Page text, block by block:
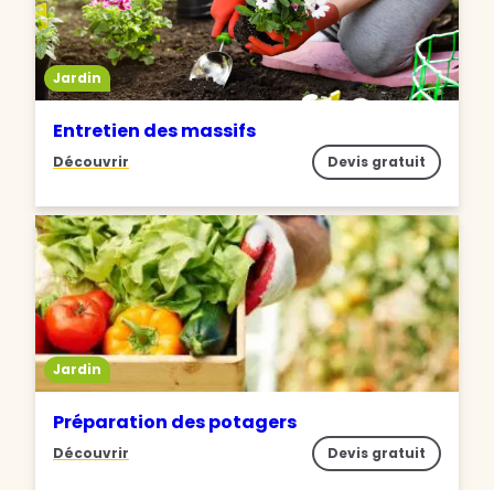
Jardin
Entretien des massifs
Découvrir Devis gratuit
Jardin
Préparation des potagers
Découvrir Devis gratuit